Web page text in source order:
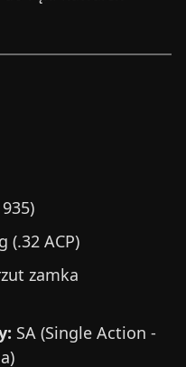
(.32 ACP)
zamka
SA (Single Action -